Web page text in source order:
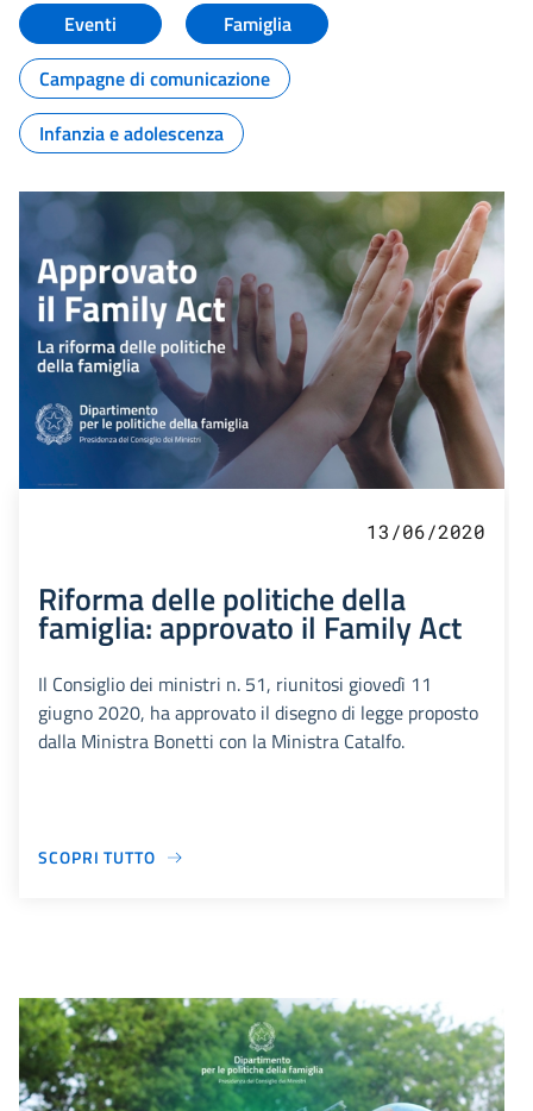
Eventi
Famiglia
Campagne di comunicazione
Infanzia e adolescenza
13/06/2020
Riforma delle politiche della
famiglia: approvato il Family Act
Il Consiglio dei ministri n. 51, riunitosi giovedì 11
giugno 2020, ha approvato il disegno di legge proposto
dalla Ministra Bonetti con la Ministra Catalfo.
SCOPRI TUTTO